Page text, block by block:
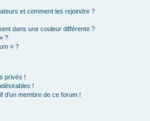
et comment les rejoindre ?
dans une couleur différente ?
?
» ?
privés !
!
d’un membre de ce forum !